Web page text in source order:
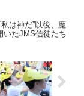
は神だ”以後、魔
いたJMS信徒たち